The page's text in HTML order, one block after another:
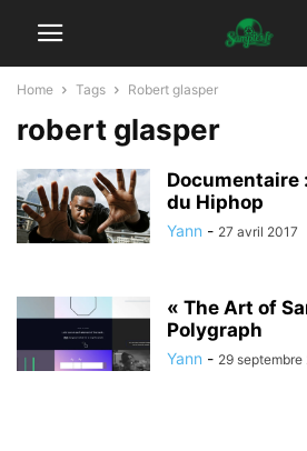
Home Tags Robert glasper
robert glasper
Documentaire
du Hiphop
Yann - 27 avril 2017
« The Art of
Polygraph
Yann - 29 septembre